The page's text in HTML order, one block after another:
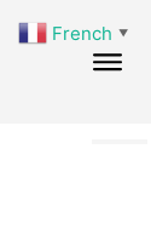
French ▼